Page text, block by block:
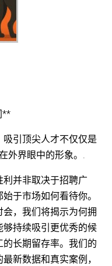
**
引顶尖人才不仅仅是
外界眼中的形象。.
并非取决于招聘广
于市场如何看待你。
，我们将揭示为何拥
持续吸引更优秀的候
长期留存率。我们的
新数据和真实案例，